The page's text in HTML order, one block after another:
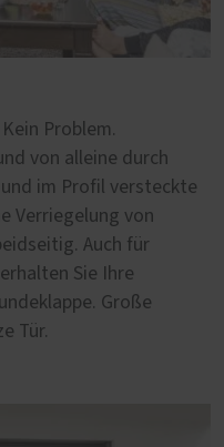
Problem.
von alleine durch
im Profil versteckte
Verriegelung von
Auch für
Sie Ihre
Große
Tür.